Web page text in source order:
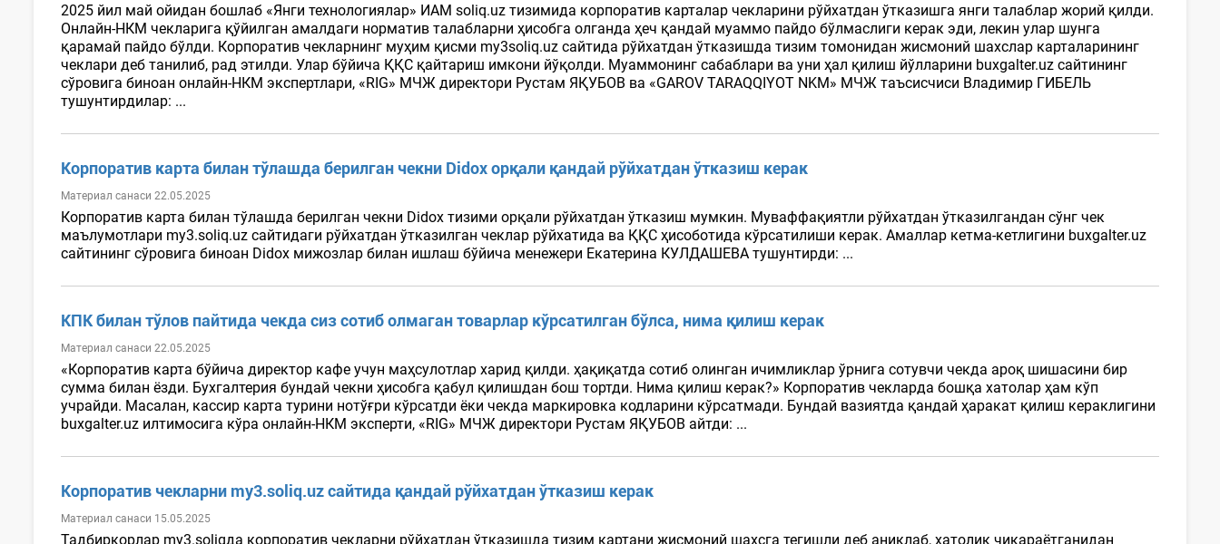
2025 йил май ойидан бошлаб «Янги технологиялар» ИАМ soliq.uz тизимида корпоратив карталар чекларини рўйхатдан ўтказишга янги талаблар жорий қилди.
Онлайн-НКМ чекларига қўйилган амалдаги норматив талабларни ҳисобга олганда ҳеч қандай муаммо пайдо бўлмаслиги керак эди, лекин улар шунга
қарамай пайдо бўлди. Корпоратив чекларнинг муҳим қисми my3soliq.uz сайтида рўйхатдан ўтказишда тизим томонидан жисмоний шахслар карталарининг
чеклари деб танилиб, рад этилди. Улар бўйича ҚҚС қайтариш имкони йўқолди. Муаммонинг сабаблари ва уни ҳал қилиш йўлларини buxgalter.uz сайтининг
сўровига биноан онлайн-НКМ экспертлари, «RIG» МЧЖ директори Рустам ЯҚУБОВ ва «GAROV TARAQQIYOT NKM» МЧЖ таъсисчиси Владимир ГИБЕЛЬ
тушунтирдилар: ...
Корпоратив карта билан тўлашда берилган чекни Didox орқали қандай рўйхатдан ўтказиш керак
Материал санаси 22.05.2025
Корпоратив карта билан тўлашда берилган чекни Didox тизими орқали рўйхатдан ўтказиш мумкин. Муваффақиятли рўйхатдан ўтказилгандан сўнг чек
маълумотлари my3.soliq.uz сайтидаги рўйхатдан ўтказилган чеклар рўйхатида ва ҚҚС ҳисоботида кўрсатилиши керак. Амаллар кетма-кетлигини buxgalter.uz
сайтининг сўровига биноан Didox мижозлар билан ишлаш бўйича менежери Екатерина КУЛДАШЕВА тушунтирди: ...
КПК билан тўлов пайтида чекда сиз сотиб олмаган товарлар кўрсатилган бўлса, нима қилиш керак
Материал санаси 22.05.2025
«Корпоратив карта бўйича директор кафе учун маҳсулотлар харид қилди. ҳақиқатда сотиб олинган ичимликлар ўрнига сотувчи чекда ароқ шишасини бир
сумма билан ёзди. Бухгалтерия бундай чекни ҳисобга қабул қилишдан бош тортди. Нима қилиш керак?» Корпоратив чекларда бошқа хатолар ҳам кўп
учрайди. Масалан, кассир карта турини нотўғри кўрсатди ёки чекда маркировка кодларини кўрсатмади. Бундай вазиятда қандай ҳаракат қилиш кераклигини
buxgalter.uz илтимосига кўра онлайн-НКМ эксперти, «RIG» МЧЖ директори Рустам ЯҚУБОВ айтди: ...
Корпоратив чекларни my3.soliq.uz сайтида қандай рўйхатдан ўтказиш керак
Материал санаси 15.05.2025
Тадбиркорлар my3.soliqда корпоратив чекларни рўйхатдан ўтказишда тизим картани жисмоний шахсга тегишли деб аниқлаб, хатолик чиқараётганидан